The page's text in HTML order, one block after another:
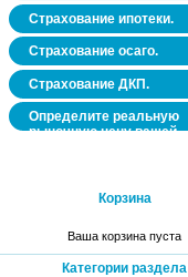
Страхование ипотеки.
Страхование осаго.
Страхование ДКП.
Определите реальную
рыночную цену вашей
Корзина
Ваша корзина пуста
Категории раздела